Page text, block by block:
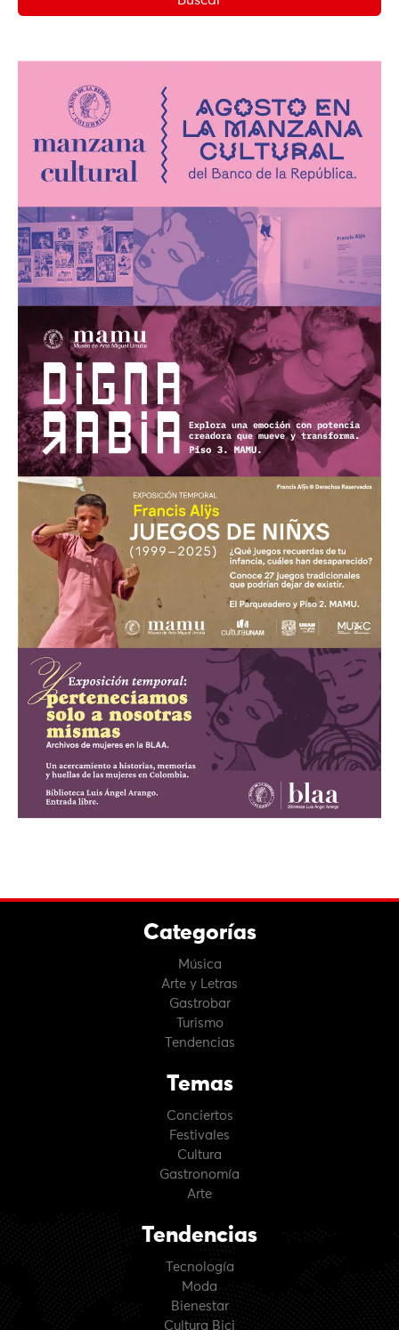
Categorías
Música
Arte y Letras
Gastrobar
Turismo
Tendencias
Temas
Conciertos
Festivales
Cultura
Gastronomía
Arte
Tendencias
Tecnología
Moda
Bienestar
Cultura Bici